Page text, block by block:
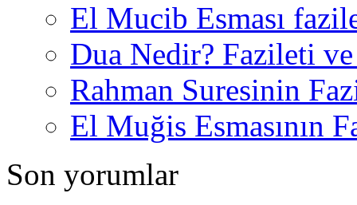
El Mucib Esması
Dua Nedir? Fazileti
Rahman Suresinin
El Muğis Esmasının
Son yorumlar